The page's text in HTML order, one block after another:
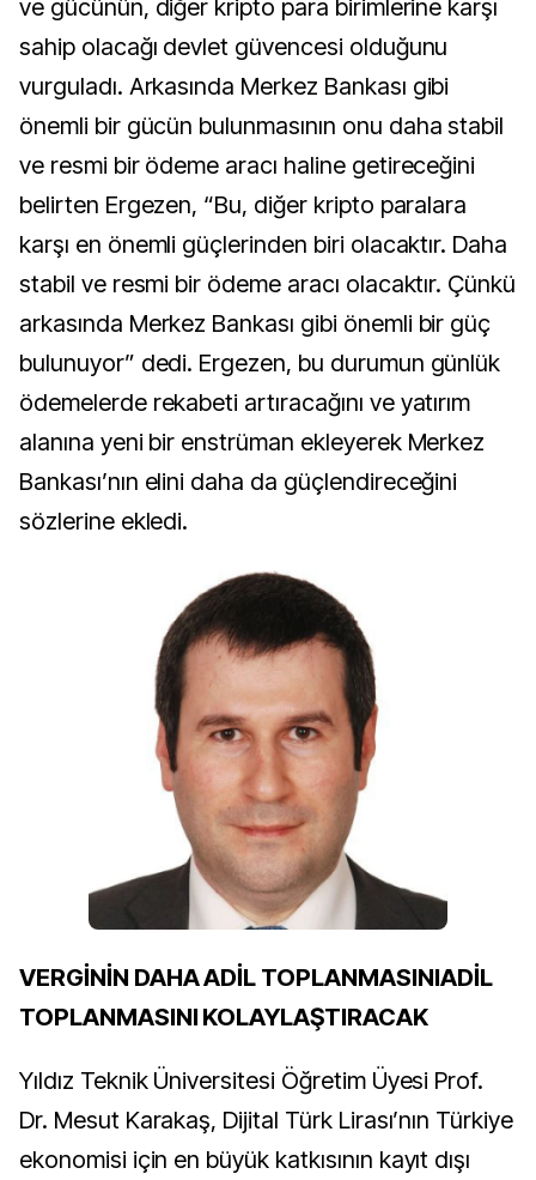
ve gücünün, diğer kripto para birimlerine karşı
sahip olacağı devlet güvencesi olduğunu
vurguladı. Arkasında Merkez Bankası gibi
önemli bir gücün bulunmasının onu daha stabil
ve resmi bir ödeme aracı haline getireceğini
belirten Ergezen, “Bu, diğer kripto paralara
karşı en önemli güçlerinden biri olacaktır. Daha
stabil ve resmi bir ödeme aracı olacaktır. Çünkü
arkasında Merkez Bankası gibi önemli bir güç
bulunuyor” dedi. Ergezen, bu durumun günlük
ödemelerde rekabeti artıracağını ve yatırım
alanına yeni bir enstrüman ekleyerek Merkez
Bankası’nın elini daha da güçlendireceğini
sözlerine ekledi.
VERGİNİN DAHA ADİL TOPLANMASINIADİL
TOPLANMASINI KOLAYLAŞTIRACAK
Yıldız Teknik Üniversitesi Öğretim Üyesi Prof.
Dr. Mesut Karakaş, Dijital Türk Lirası’nın Türkiye
ekonomisi için en büyük katkısının kayıt dışı